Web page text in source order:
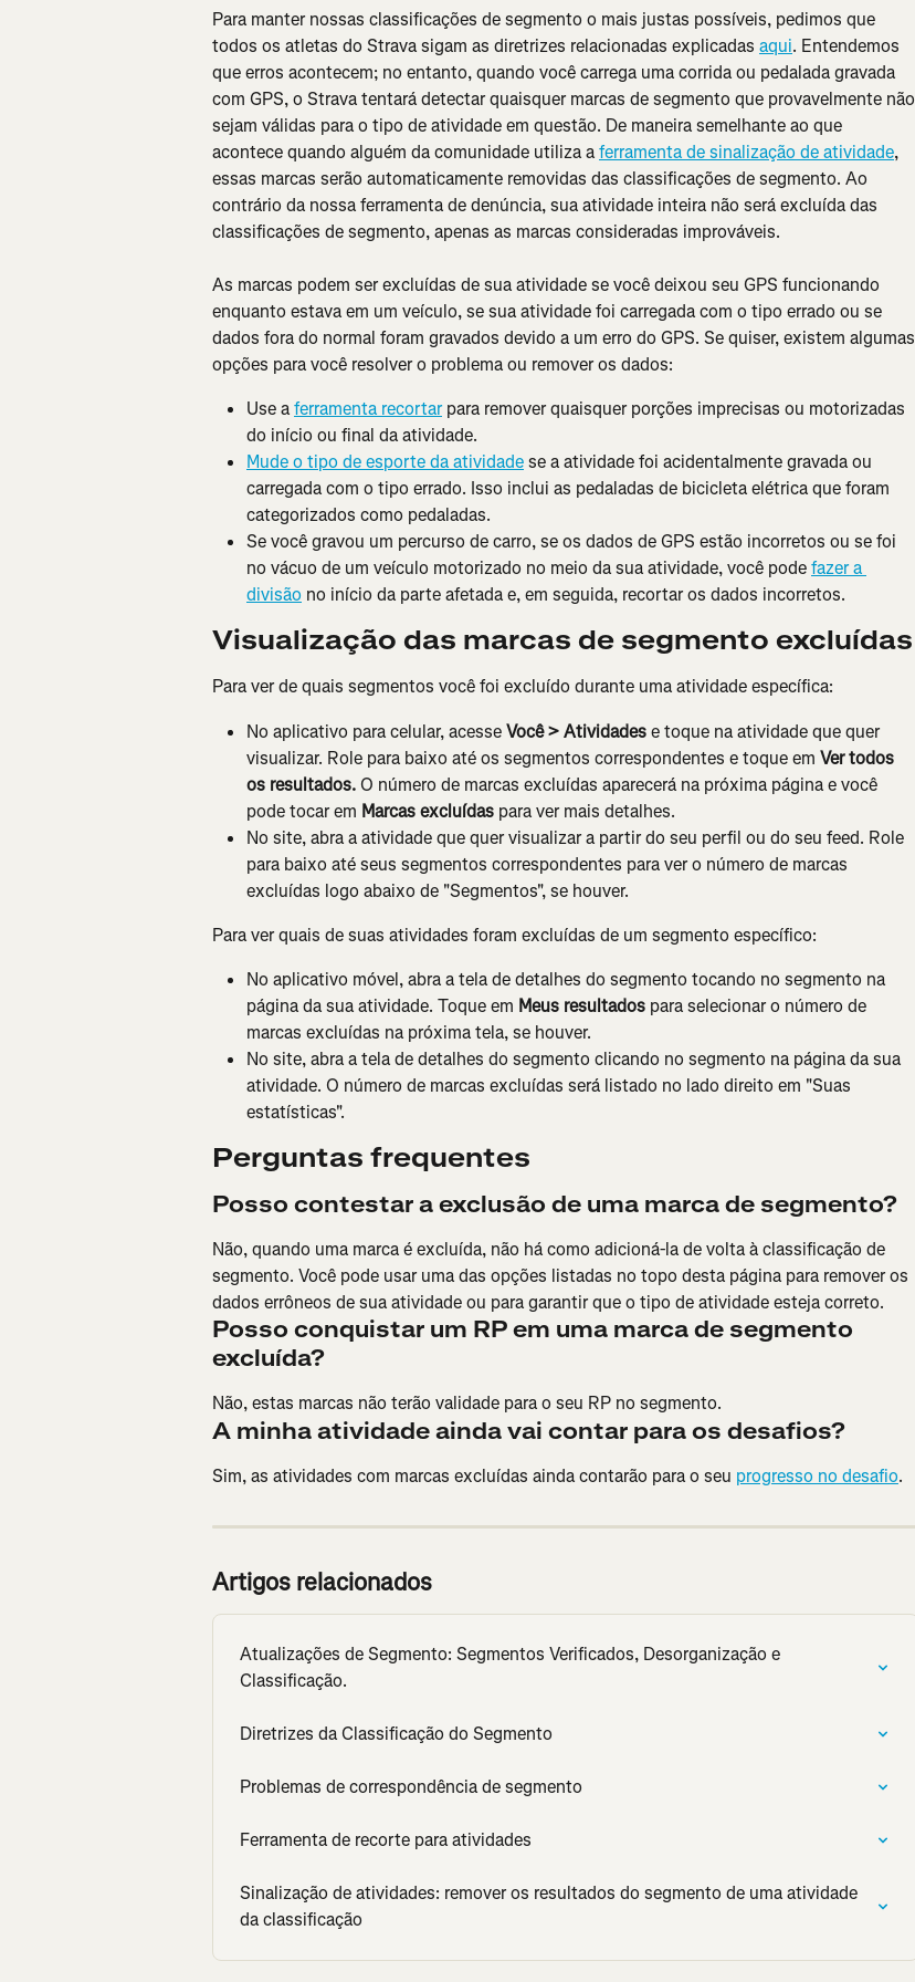
Para manter nossas classificações de segmento o mais justas possíveis, pedimos que
todos os atletas do Strava sigam as diretrizes relacionadas explicadas aqui. Entendemos
que erros acontecem; no entanto, quando você carrega uma corrida ou pedalada gravada
com GPS, o Strava tentará detectar quaisquer marcas de segmento que provavelmente não
sejam válidas para o tipo de atividade em questão. De maneira semelhante ao que
acontece quando alguém da comunidade utiliza a ferramenta de sinalização de atividade,
essas marcas serão automaticamente removidas das classificações de segmento. Ao
contrário da nossa ferramenta de denúncia, sua atividade inteira não será excluída das
classificações de segmento, apenas as marcas consideradas improváveis.
As marcas podem ser excluídas de sua atividade se você deixou seu GPS funcionando
enquanto estava em um veículo, se sua atividade foi carregada com o tipo errado ou se
dados fora do normal foram gravados devido a um erro do GPS. Se quiser, existem algumas
opções para você resolver o problema ou remover os dados:
Use a ferramenta recortar para remover quaisquer porções imprecisas ou motorizadas
do início ou final da atividade.
Mude o tipo de esporte da atividade se a atividade foi acidentalmente gravada ou
carregada com o tipo errado. Isso inclui as pedaladas de bicicleta elétrica que foram
categorizados como pedaladas.
Se você gravou um percurso de carro, se os dados de GPS estão incorretos ou se foi
no vácuo de um veículo motorizado no meio da sua atividade, você pode fazer a
divisão no início da parte afetada e, em seguida, recortar os dados incorretos.
Visualização das marcas de segmento excluídas
Para ver de quais segmentos você foi excluído durante uma atividade específica:
No aplicativo para celular, acesse Você > Atividades e toque na atividade que quer
visualizar. Role para baixo até os segmentos correspondentes e toque em Ver todos
os resultados. O número de marcas excluídas aparecerá na próxima página e você
pode tocar em Marcas excluídas para ver mais detalhes.
No site, abra a atividade que quer visualizar a partir do seu perfil ou do seu feed. Role
para baixo até seus segmentos correspondentes para ver o número de marcas
excluídas logo abaixo de "Segmentos", se houver.
Para ver quais de suas atividades foram excluídas de um segmento específico:
No aplicativo móvel, abra a tela de detalhes do segmento tocando no segmento na
página da sua atividade. Toque em Meus resultados para selecionar o número de
marcas excluídas na próxima tela, se houver.
No site, abra a tela de detalhes do segmento clicando no segmento na página da sua
atividade. O número de marcas excluídas será listado no lado direito em "Suas
estatísticas".
Perguntas frequentes
Posso contestar a exclusão de uma marca de segmento?
Não, quando uma marca é excluída, não há como adicioná-la de volta à classificação de
segmento. Você pode usar uma das opções listadas no topo desta página para remover os
dados errôneos de sua atividade ou para garantir que o tipo de atividade esteja correto.
Posso conquistar um RP em uma marca de segmento
excluída?
Não, estas marcas não terão validade para o seu RP no segmento.
A minha atividade ainda vai contar para os desafios?
Sim, as atividades com marcas excluídas ainda contarão para o seu progresso no desafio.
Artigos relacionados
Atualizações de Segmento: Segmentos Verificados, Desorganização e
Classificação.
Diretrizes da Classificação do Segmento
Problemas de correspondência de segmento
Ferramenta de recorte para atividades
Sinalização de atividades: remover os resultados do segmento de uma atividade
da classificação